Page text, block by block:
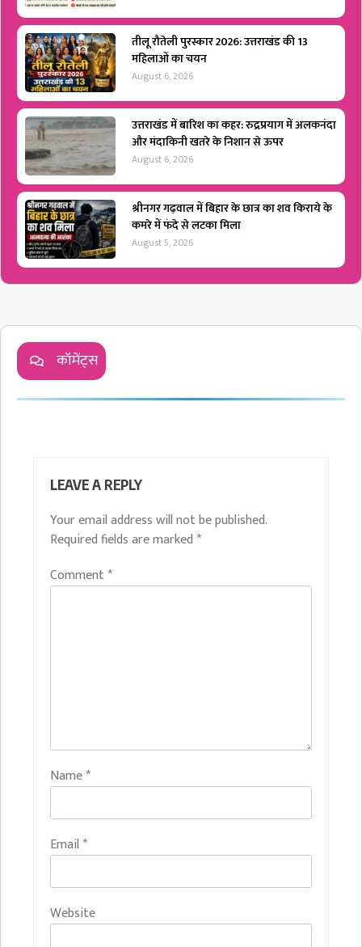
तीलू रौतेली पुरस्कार 2026: उत्तराखंड की 13
महिलाओं का चयन
August 6, 2026
उत्तराखंड में बारिश का कहर: रुद्रप्रयाग में अलकनंदा
और मंदाकिनी खतरे के निशान से ऊपर
August 6, 2026
श्रीनगर गढ़वाल में बिहार के छात्र का शव किराये के
कमरे में फंदे से लटका मिला
August 5, 2026
कॉमेंट्स
LEAVE A REPLY
Your email address will not be published.
Required fields are marked *
Comment*
Name*
Email *
Website